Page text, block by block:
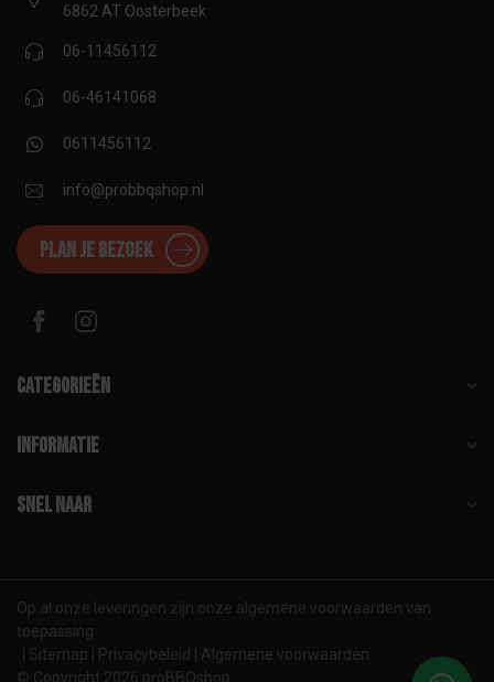
6862 AT Oosterbeek
06-11456112
06-46141068
0611456112
info@probbqshop.nl
Plan je bezoek
Categorieën
Informatie
Snel naar
Op al onze leveringen zijn onze algemene voorwaarden van
toepassing
Sitemap
Privacybeleid
Algemene voorwaarden
© Copyright 2026 proBBQshop